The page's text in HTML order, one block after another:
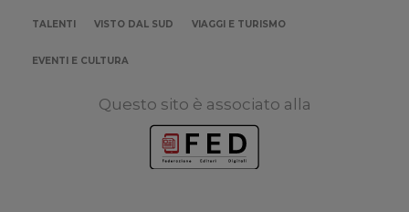
TALENTI VISTO DAL SUD VIAGGI E TURISMO
EVENTI E CULTURA
Questo sito è associato alla